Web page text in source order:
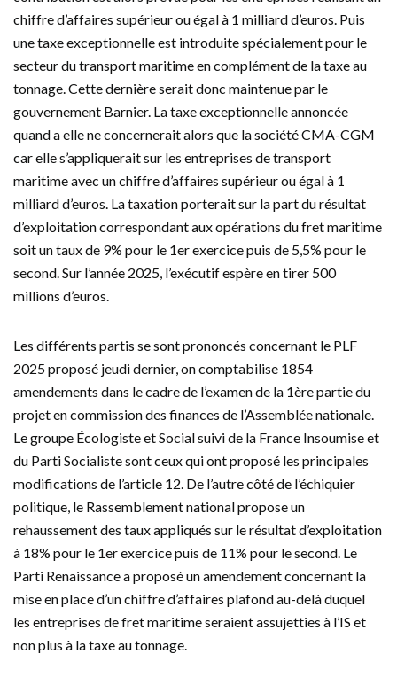
chiffre d’affaires supérieur ou égal à 1 milliard d’euros. Puis
une taxe exceptionnelle est introduite spécialement pour le
secteur du transport maritime en complément de la taxe au
tonnage. Cette dernière serait donc maintenue par le
gouvernement Barnier. La taxe exceptionnelle annoncée
quand a elle ne concernerait alors que la société CMA-CGM
car elle s’appliquerait sur les entreprises de transport
maritime avec un chiffre d’affaires supérieur ou égal à 1
milliard d’euros. La taxation porterait sur la part du résultat
d’exploitation correspondant aux opérations du fret maritime
soit un taux de 9% pour le 1er exercice puis de 5,5% pour le
second. Sur l’année 2025, l’exécutif espère en tirer 500
millions d’euros.
Les différents partis se sont prononcés concernant le PLF
2025 proposé jeudi dernier, on comptabilise 1854
amendements dans le cadre de l’examen de la 1ère partie du
projet en commission des finances de l’Assemblée nationale.
Le groupe Écologiste et Social suivi de la France Insoumise et
du Parti Socialiste sont ceux qui ont proposé les principales
modifications de l’article 12. De l’autre côté de l’échiquier
politique, le Rassemblement national propose un
rehaussement des taux appliqués sur le résultat d’exploitation
à 18% pour le 1er exercice puis de 11% pour le second. Le
Parti Renaissance a proposé un amendement concernant la
mise en place d’un chiffre d’affaires plafond au-delà duquel
les entreprises de fret maritime seraient assujetties à l’IS et
non plus à la taxe au tonnage.